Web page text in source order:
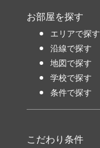
お部屋を探す
エリアで探す
沿線で探す
地図で探す
学校で探す
条件で探す
こだわり条件